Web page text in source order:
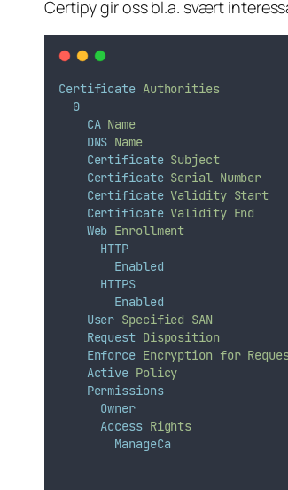
Certipy gir oss bl.a. svært
Certificate Authorities
0
CA Name
DNS Name
Certificate Subject
Certificate Serial Number
Certificate Validity Start
Certificate Validity End
Web Enrollment
HTTP
Enabled
HTTPS
Enabled
User Specified SAN
Request Disposition
Enforce Encryption for
Active Policy
Permissions
Owner
Access Rights
ManageCa